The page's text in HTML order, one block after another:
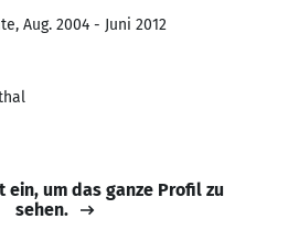
Aug. 2004 - Juni 2012
ein, um das ganze Profil zu
sehen.